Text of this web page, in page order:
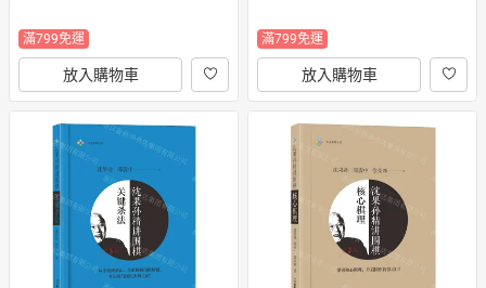
滿799免運
放入購物車
滿799免運
放入購物車